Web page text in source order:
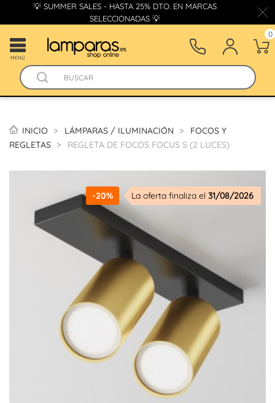
💡 SUMMER SALES - HASTA 25% DTO. EN MARCAS
SELECCIONADAS 💡
MENÚ
0
INICIO LÁMPARAS / ILUMINACIÓN
FOCOS Y
REGLETAS
REGLETA DE FOCOS FOCUS S (2 LUCES)
-20% La oferta finaliza el 31/08/2026